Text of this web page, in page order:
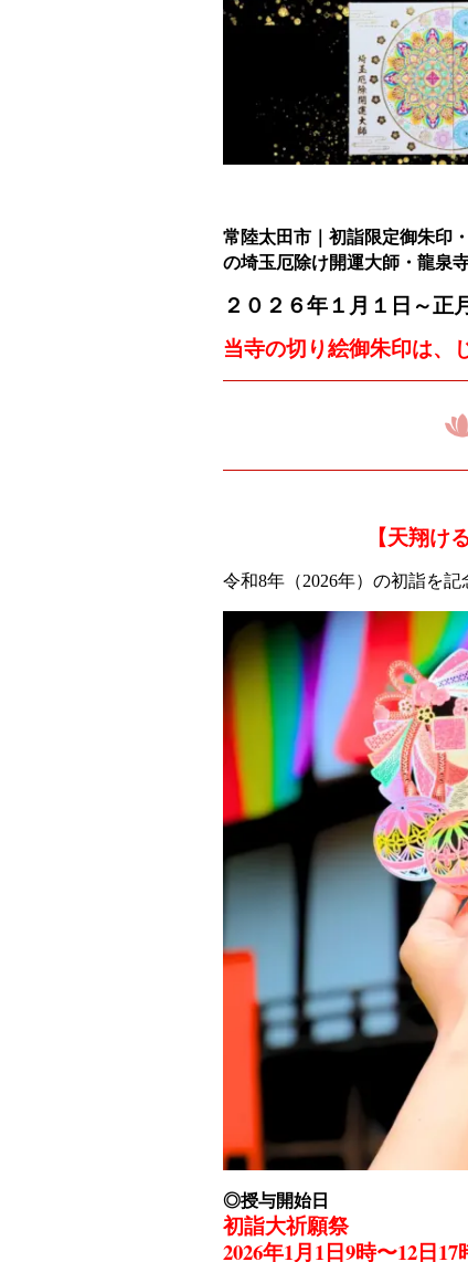
常陸太田市｜初詣限定御朱印
の埼玉厄除け開運大師・龍泉
２０２６年１月１日～正
当寺の切り絵御朱印は、
【天翔け
令和8年（2026年）の初詣を
◎授与開始日
初詣大祈願祭
2026年1月1日9時〜12日17